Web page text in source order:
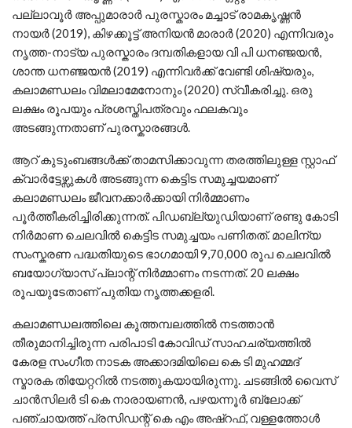
പല്ലാവൂർ അപ്പുമാരാർ പുരസ്കാരം മച്ചാട് രാമകൃഷ്ണൻ
നായർ (2019), കിഴക്കൂട്ട് അനിയൻ മാരാർ (2020) എന്നിവരും
നൃത്ത-നാട്യ പുരസ്കാരം ദമ്പതികളായ വി പി ധനഞ്ജയൻ,
ശാന്ത ധനഞ്ജയൻ (2019) എന്നിവർക്ക് വേണ്ടി ശിഷ്യരും,
കലാമണ്ഡലം വിമലാമേനോനും (2020) സ്വീകരിച്ചു. ഒരു
ലക്ഷം രൂപയും പ്രശസ്തിപത്രവും ഫലകവും
അടങ്ങുന്നതാണ് പുരസ്കാരങ്ങൾ.
ആറ് കുടുംബങ്ങൾക്ക് താമസിക്കാവുന്ന തരത്തിലുള്ള സ്റ്റാഫ്
ക്വാർട്ടേഴ്സുകൾ അടങ്ങുന്ന കെട്ടിട സമുച്ചയമാണ്
കലാമണ്ഡലം ജീവനക്കാർക്കായി നിർമ്മാണം
പൂർത്തീകരിച്ചിരിക്കുന്നത്. പിഡബ്ല്യുഡിയാണ് രണ്ടു കോടി
നിർമാണ ചെലവിൽ കെട്ടിട സമുച്ചയം പണിതത്. മാലിന്യ
സംസ്കരണ പദ്ധതിയുടെ ഭാഗമായി 9,70,000 രൂപ ചെലവിൽ
ബയോഗ്യാസ് പ്ലാന്റ് നിർമ്മാണം നടന്നത്. 20 ലക്ഷം
രൂപയുടേതാണ് പുതിയ നൃത്തക്കളരി.
കലാമണ്ഡലത്തിലെ കൂത്തമ്പലത്തിൽ നടത്താൻ
തീരുമാനിച്ചിരുന്ന പരിപാടി കോവിഡ് സാഹചര്യത്തിൽ
കേരള സംഗീത നാടക അക്കാദമിയിലെ കെ ടി മുഹമ്മദ്
സ്മാരക തിയേറ്ററിൽ നടത്തുകയായിരുന്നു. ചടങ്ങിൽ വൈസ്
ചാൻസിലർ ടി കെ നാരായണൻ, പഴയന്നൂർ ബ്ലോക്ക്
പഞ്ചായത്ത് പ്രസിഡന്റ് കെ എം അഷ്റഫ്, വള്ളത്തോൾ